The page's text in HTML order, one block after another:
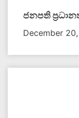
ජනපති
December